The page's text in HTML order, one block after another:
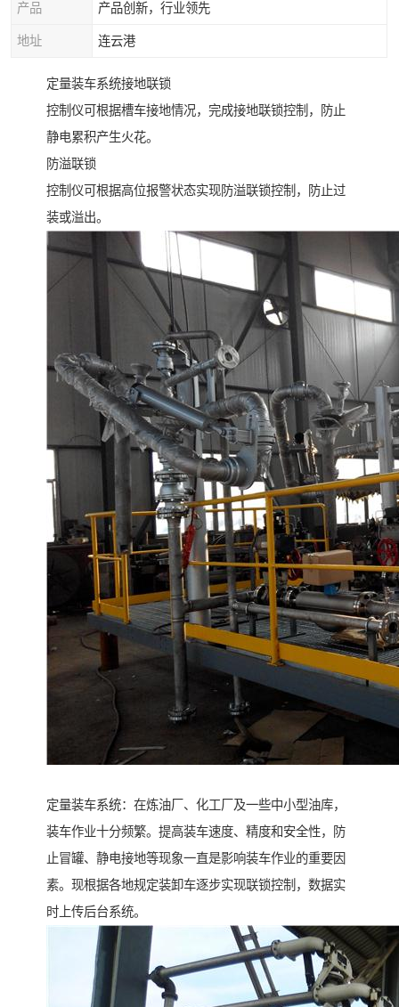
产品 产品创新，行业领先
地址 连云港
定量装车系统接地联锁
控制仪可根据槽车接地情况，完成接地联锁控制，防止
静电累积产生火花。
防溢联锁
控制仪可根据高位报警状态实现防溢联锁控制，防止过
装或溢出。
定量装车系统：在炼油厂、化工厂及一些中小型油库，
装车作业十分频繁。提高装车速度、精度和安全性，防
止冒罐、静电接地等现象一直是影响装车作业的重要因
素。现根据各地规定装卸车逐步实现联锁控制，数据实
时上传后台系统。